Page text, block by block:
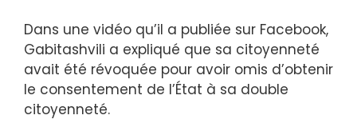
Dans une vidéo qu’il a publiée sur Facebook,
Gabitashvili a expliqué que sa citoyenneté
avait été révoquée pour avoir omis d’obtenir
le consentement de l’État à sa double
citoyenneté.